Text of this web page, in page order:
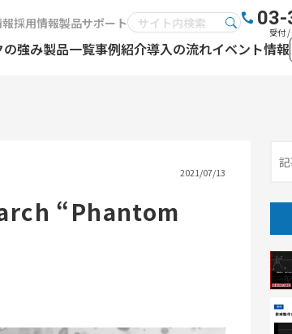
採用情報製品サポート 03-
受付
の強み製品一覧事例紹介導入の流れイベント情報
2021/07/13
“Phantom